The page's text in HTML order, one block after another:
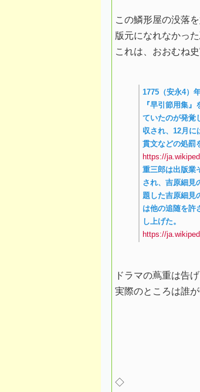
この鱗形屋の没落を
版元になれなかっ
これは、おおむね
1775（安永4）
『早引節用集
ていたのが発覚
収され、12月に
貫文などの処罰
https://
重三郎は出版業
され、吉原細見
題した吉原細見
は他の追随を許
し上げた。
https://
ドラマの蔦重は告
実際のところは誰
◇